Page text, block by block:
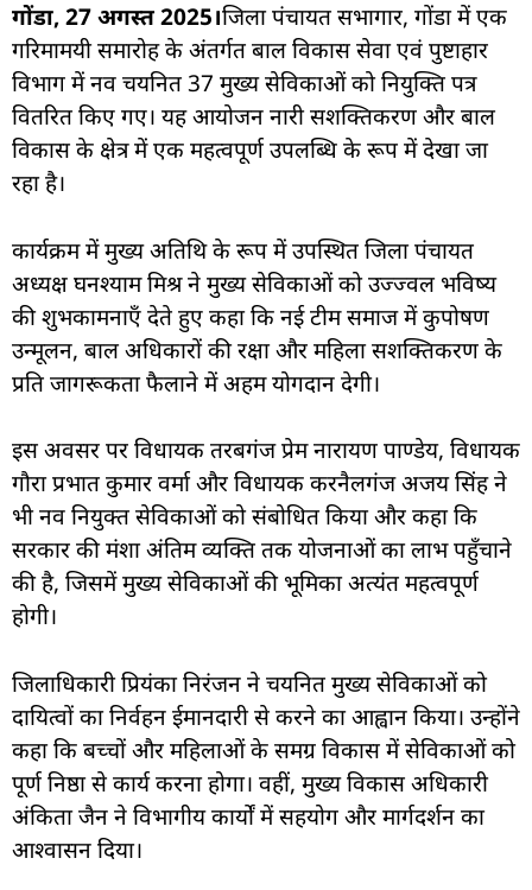
गोंडा, 27 अगस्त 2025।जिला पंचायत सभागार, गोंडा में एक
गरिमामयी समारोह के अंतर्गत बाल विकास सेवा एवं पुष्टाहार
विभाग में नव चयनित 37 मुख्य सेविकाओं को नियुक्ति पत्र
वितरित किए गए। यह आयोजन नारी सशक्तिकरण और बाल
विकास के क्षेत्र में एक महत्वपूर्ण उपलब्धि के रूप में देखा जा
रहा है।
कार्यक्रम में मुख्य अतिथि के रूप में उपस्थित जिला पंचायत
अध्यक्ष घनश्याम मिश्र ने मुख्य सेविकाओं को उज्ज्वल भविष्य
की शुभकामनाएँ देते हुए कहा कि नई टीम समाज में कुपोषण
उन्मूलन, बाल अधिकारों की रक्षा और महिला सशक्तिकरण के
प्रति जागरूकता फैलाने में अहम योगदान देगी।
इस अवसर पर विधायक तरबगंज प्रेम नारायण पाण्डेय, विधायक
गौरा प्रभात कुमार वर्मा और विधायक करनैलगंज अजय सिंह ने
भी नव नियुक्त सेविकाओं को संबोधित किया और कहा कि
सरकार की मंशा अंतिम व्यक्ति तक योजनाओं का लाभ पहुँचाने
की है, जिसमें मुख्य सेविकाओं की भूमिका अत्यंत महत्वपूर्ण
होगी।
जिलाधिकारी प्रियंका निरंजन ने चयनित मुख्य सेविकाओं को
दायित्वों का निर्वहन ईमानदारी से करने का आह्वान किया। उन्होंने
कहा कि बच्चों और महिलाओं के समग्र विकास में सेविकाओं को
पूर्ण निष्ठा से कार्य करना होगा। वहीं, मुख्य विकास अधिकारी
अंकिता जैन ने विभागीय कार्यों में सहयोग और मार्गदर्शन का
आश्वासन दिया।